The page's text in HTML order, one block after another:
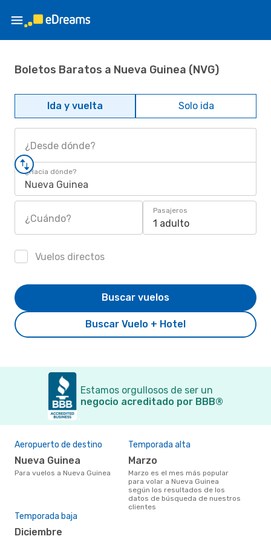
Boletos Baratos a Nueva Guinea (NVG)
Ida y vuelta Solo ida
¿Desde dónde?
¿Hacia dónde?
Nueva Guinea
¿Cuándo?
Pasajeros
1 adulto
Vuelos directos
Buscar Vuelo + Hotel
Buscar vuelos
Estamos orgullosos de ser un
negocio acreditado por BBB®
Aeropuerto de destino
Nueva Guinea
Para vuelos a Nueva Guinea
Temporada alta
marzo
marzo es el mes más popular
para volar a Nueva Guinea
según los resultados de los
datos de búsqueda de nuestros
clientes
Temporada baja
diciembre